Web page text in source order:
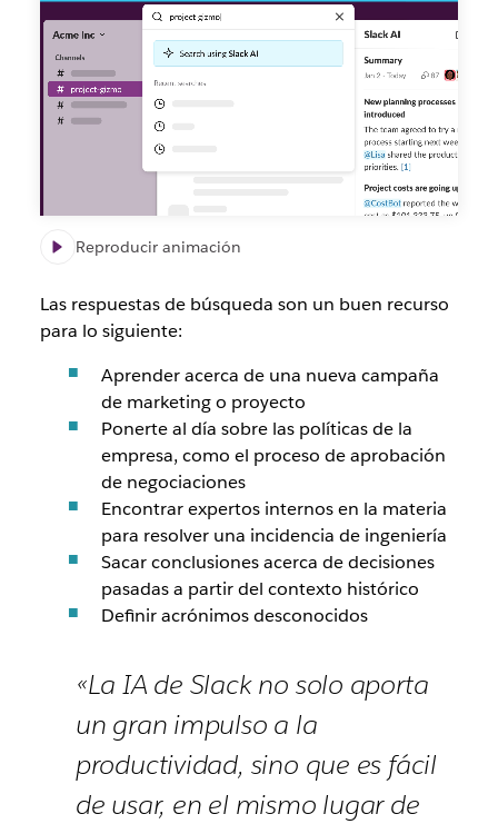
por
IA
de
Slack
Reproducir animación
Las respuestas de búsqueda son un buen recurso
para lo siguiente:
Aprender acerca de una nueva campaña
de marketing o proyecto
Ponerte al día sobre las políticas de la
empresa, como el proceso de aprobación
de negociaciones
Encontrar expertos internos en la materia
para resolver una incidencia de ingeniería
Sacar conclusiones acerca de decisiones
pasadas a partir del contexto histórico
Definir acrónimos desconocidos
«La IA de Slack no solo aporta
un gran impulso a la
productividad, sino que es fácil
de usar, en el mismo lugar de